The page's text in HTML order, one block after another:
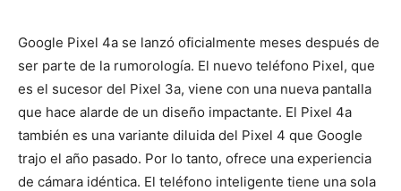
Google Pixel 4a se lanzó oficialmente meses después de
ser parte de la rumorología. El nuevo teléfono Pixel, que
es el sucesor del Pixel 3a, viene con una nueva pantalla
que hace alarde de un diseño impactante. El Pixel 4a
también es una variante diluida del Pixel 4 que Google
trajo el año pasado. Por lo tanto, ofrece una experiencia
de cámara idéntica. El teléfono inteligente tiene una sola